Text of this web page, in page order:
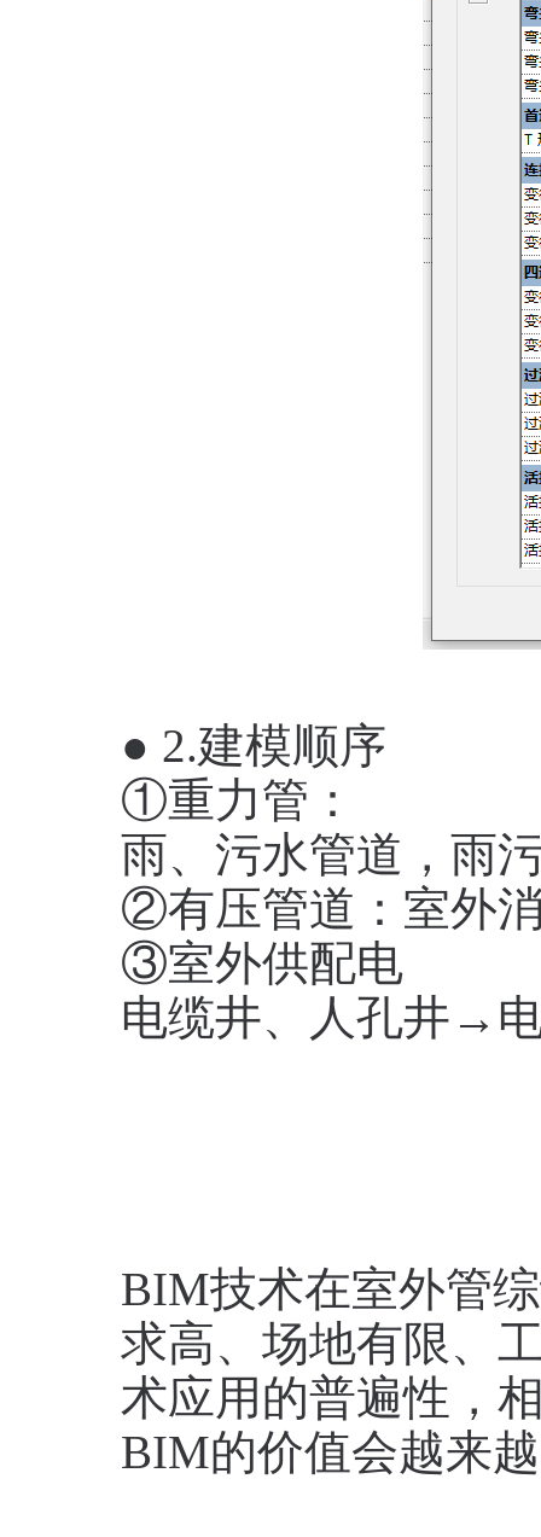
● 2.建模顺序
①重力管：
雨、污水管道，雨
②有压管道：室外
③室外供配电
电缆井、人孔井→
BIM技术在室外管
求高、场地有限、
术应用的普遍性，
BIM的价值会越来